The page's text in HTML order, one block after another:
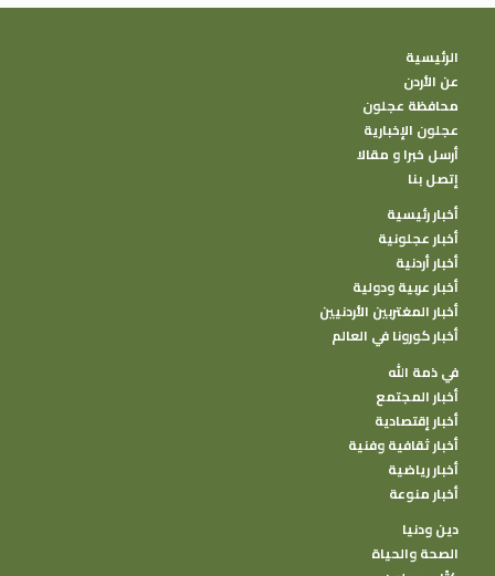
الرئيسية
عن الأردن
محافظة عجلون
عجلون الإخبارية
أرسل خبرا و مقالا
إتصل بنا
أخبار رئيسية
أخبار عجلونية
أخبار أردنية
أخبار عربية ودولية
أخبار المغتربين الأردنيين
أخبار كورونا في العالم
في ذمة الله
أخبار المجتمع
أخبار إقتصادية
أخبار ثقافية وفنية
أخبار رياضية
أخبار منوعة
دين ودنيا
الصحة والحياة